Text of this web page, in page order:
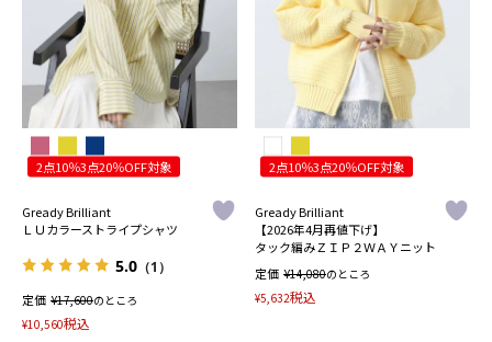
2点10％3点20％OFF対象
Gready Brilliant
ＬＵカラーストライプシャツ
5.0 （1）
定価 ¥17,600のところ
¥10,560税込
2点10％3点20％OFF対象
Gready Brilliant
【2026年4月再値下げ】
タック編みＺＩＰ２ＷＡＹニット
定価 ¥14,080のところ
¥5,632税込